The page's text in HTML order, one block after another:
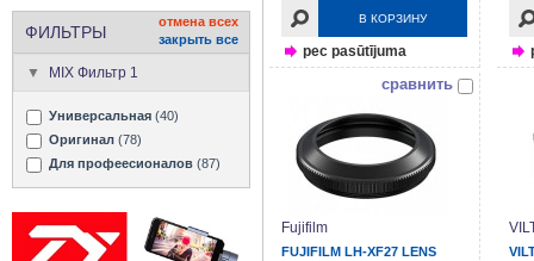
ФИЛЬТРЫ
отмена всех
закрыть все
MIX Фильтр 1
Универсальная (40)
Оригинал (78)
Для профеесионалов (87)
В КОРЗИНУ
pec pasūtījuma
сравнить
Fujifilm
FUJIFILM LH-XF27 LENS